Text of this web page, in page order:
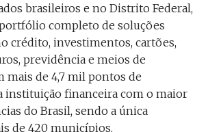
brasileiros e no Distrito Federal,
completo de soluções
crédito, investimentos, cartões,
previdência e meios de
mais de 4,7 mil pontos de
instituição financeira com o maior
do Brasil, sendo a única
de 420 municípios.